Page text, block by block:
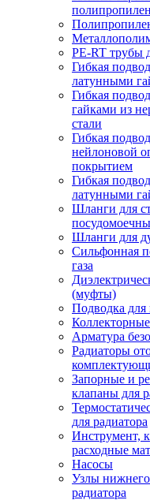
PE-RT трубы
Гибкая
латунными
Гибкая
гайками из
стали
Гибкая
нейлоновой
покрытием
Гибкая
латунными
Шланги для
Шланги для
Сильфонная
газа
(муфты)
Подводка
Арматура
Радиаторы
Запорные и
клапаны для
для радиатора
Инструмент,
расходные
Насосы
Узлы
радиатора